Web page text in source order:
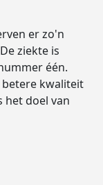
er zo'n
ziekte is
één.
betere kwaliteit
het doel van